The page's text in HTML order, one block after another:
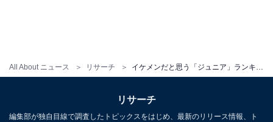
All About ニュース リサーチ
その後、フリーランスの編集・ライターに転身。芸能情報に精通
し、週刊誌、ネットニュースでテレビや芸能人に関するコラムなど
リサーチ
編集部が独自目線で調査したトピックスをはじめ、最新のリリース情報、ト